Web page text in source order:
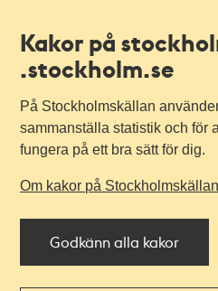
Kakor på
.stockholm.se
På Stockholmskällan
sammanställa statistik och för
fungera på ett bra sätt för dig.
Om kakor på Stockholmskällan
Godkänn alla kakor